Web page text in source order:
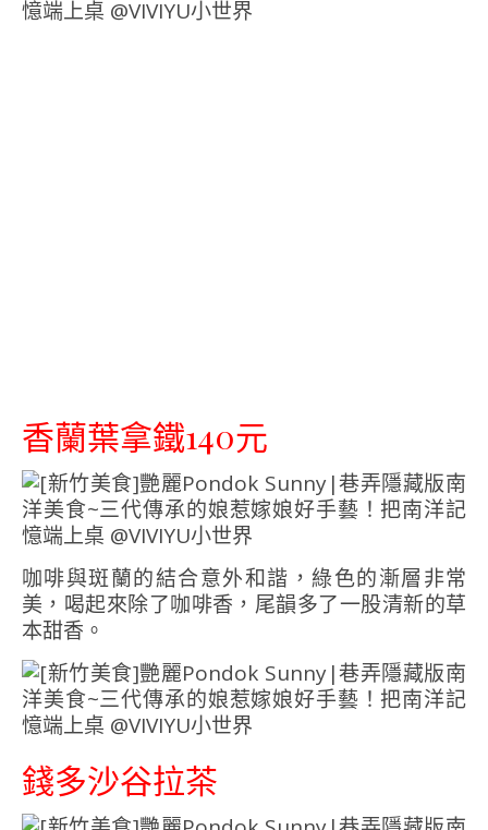
香蘭葉拿鐵140元
咖啡與斑蘭的結合意外和諧，綠色的漸層非常
美，喝起來除了咖啡香，尾韻多了一股清新的草
本甜香。
錢多沙谷拉茶